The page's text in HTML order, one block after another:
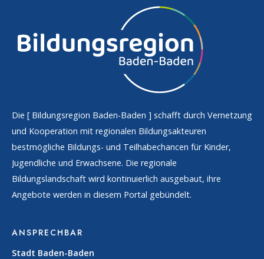
Die [ Bildungsregion Baden-Baden ] schafft durch Vernetzung
und Kooperation mit regionalen Bildungsakteuren
bestmögliche Bildungs- und Teilhabechancen für Kinder,
Jugendliche und Erwachsene. Die regionale
Bildungslandschaft wird kontinuierlich ausgebaut, ihre
Angebote werden in diesem Portal gebündelt.
ANSPRECHBAR
Stadt Baden-Baden